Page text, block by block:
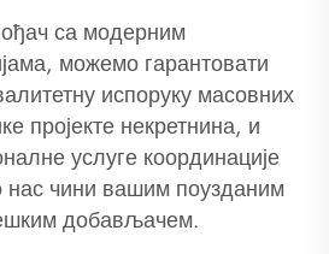
са модерним
можемо гарантовати
испоруку масовних
пројекте некретнина, и
услуге координације
чини вашим поузданим
добављачем.